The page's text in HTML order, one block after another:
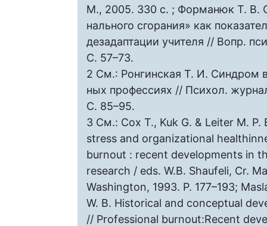
М., 2005. 330 с. ; Форманюк Т. В.
нального сгорания» как
дезадаптации учителя // Вопр.
С. 57–73.
2 См.: Ронгинская Т. И. Синдром
ных профессиях // Психол.
С. 85–95.
3 См.: Cox T., Kuk G. & Leiter M.
stress and organizational
burnout : recent developments in
research / еds. W.B. Shaufeli, Cr.
Washington, 1993. P. 177–193;
W. B. Historical and conceptual
// Professional burnout:Recent